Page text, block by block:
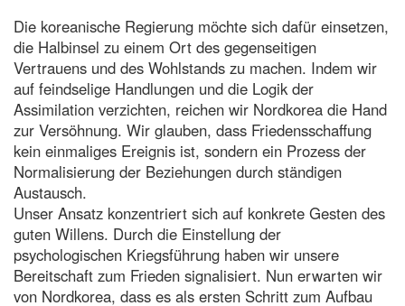
Die koreanische Regierung möchte sich dafür einsetzen,
die Halbinsel zu einem Ort des gegenseitigen
Vertrauens und des Wohlstands zu machen. Indem wir
auf feindselige Handlungen und die Logik der
Assimilation verzichten, reichen wir Nordkorea die Hand
zur Versöhnung. Wir glauben, dass Friedensschaffung
kein einmaliges Ereignis ist, sondern ein Prozess der
Normalisierung der Beziehungen durch ständigen
Austausch.
Unser Ansatz konzentriert sich auf konkrete Gesten des
guten Willens. Durch die Einstellung der
psychologischen Kriegsführung haben wir unsere
Bereitschaft zum Frieden signalisiert. Nun erwarten wir
von Nordkorea, dass es als ersten Schritt zum Aufbau